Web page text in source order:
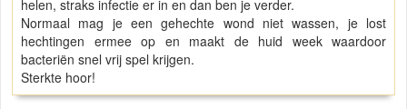
helen, straks infectie er in en dan ben je verder.
Normaal mag je een gehechte wond niet wassen, je lost
hechtingen ermee op en maakt de huid week waardoor
bacteriën snel vrij spel krijgen.
Sterkte hoor!